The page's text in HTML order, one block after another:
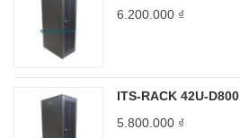
6.200.000 ₫
ITS-RACK 42U-D800
5.800.000 ₫